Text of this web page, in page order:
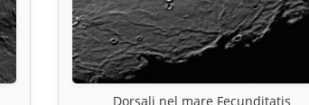
Dorsali nel mare Fecunditatis